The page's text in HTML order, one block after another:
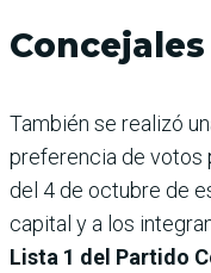
También se realizó
preferencia de votos
del 4 de octubre de
capital y a los
Lista 1 del Partido